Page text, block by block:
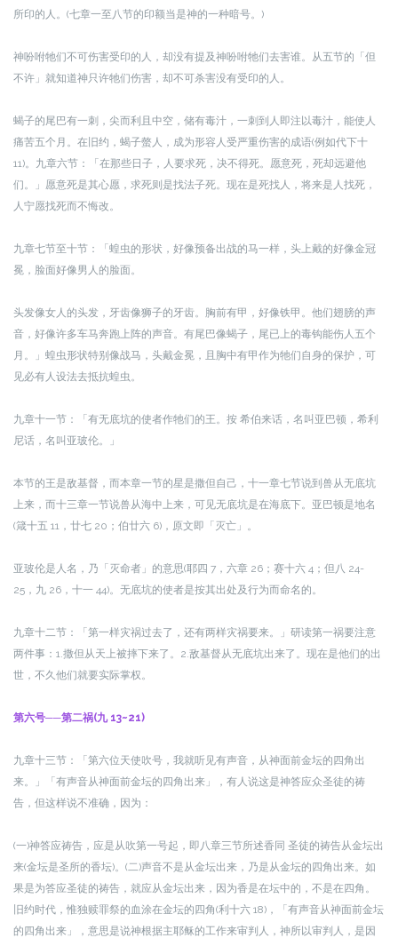
所印的人。(七章一至八节的印额当是神的一种暗号。)
神吩咐牠们不可伤害受印的人，却没有提及神吩咐牠们去害谁。从五节的「但
不许」就知道神只许牠们伤害，却不可杀害没有受印的人。
蝎子的尾巴有一刺，尖而利且中空，储有毒汁，一刺到人即注以毒汁，能使人
痛苦五个月。在 旧约，蝎子螫人，成为形容人受严重伤害的成语(例如代下十
11)。 九章六节：「在那些日子，人要求死，决不得死。愿意死，死却远避他
们。」 愿意死是其心愿，求死则是找法子死。现在是死找人，将来是人找死，
人宁愿找死而不悔改。
九章七节至十节：「蝗虫的形状，好像预备出战的马一样，头上戴的好像金冠
冕，脸面好像男人的脸面。
头发像女人的头发，牙齿像狮子的牙齿。胸前有甲，好像铁甲。他们翅膀的声
音，好像许多车马奔跑上阵的声音。有尾巴像蝎子，尾已上的毒钩能伤人五个
月。」 蝗虫形状特别像战马，头戴金冕，且胸中有甲作为牠们自身的保护，可
见必有人设法去抵抗蝗虫。
九章十一节：「有无底坑的使者作牠们的王。按 希伯来话，名叫亚巴顿，希利
尼话，名叫亚玻伦。」
本节的王是敌基督，而本章一节的星是撒但自己，十一章七节说到兽从无底坑
上来，而十三章一节说兽从海中上来，可见无底坑是在海底下。 亚巴顿是地名
(箴十五 11，廿七 20；伯廿六 6)，原文即「灭亡」。
亚玻伦是人名，乃「灭命者」的意思(耶四 7，六章 26；赛十六 4；但八 24-
25，九 26，十一 44)。无底坑的使者是按其出处及行为而命名的。
九章十二节：「第一样灾祸过去了，还有两样灾祸要来。」 研读第一祸要注意
两件事： 1.撒但从天上被摔下来了。 2.敌基督从无底坑出来了。现在是他们的出
世，不久他们就要实际掌权。
第六号──第二祸(九 13~21)
九章十三节：「第六位天使吹号，我就听见有声音，从神面前金坛的四角出
来。」
「有声音从神面前金坛的四角出来」，有人说这是神答应众圣徒的祷
告，但这样说不准确，因为：
(一)神答应祷告，应是从吹第一号起，即八章三节所述香同 圣徒的祷告从金坛出
来(金坛是圣所的香坛)。 (二)声音不是从金坛出来，乃是从金坛的四角出来。如
果是为答应圣徒的祷告，就应从金坛出来，因为香是在坛中的，不是在四角。
旧约时代，惟独赎罪祭的血涂在金坛的四角(利十六 18)，「有声音从神面前金坛
的四角出来」，意思是说神根据主耶稣的工作来审判人，神所以审判人，是因